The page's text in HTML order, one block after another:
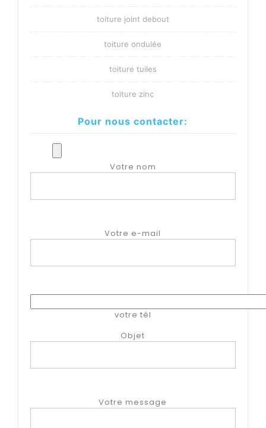
toiture joint debout
toiture ondulée
toiture tuiles
toiture zinc
Pour nous contacter:
Votre nom
Votre e-mail
votre tél
Objet
Votre message